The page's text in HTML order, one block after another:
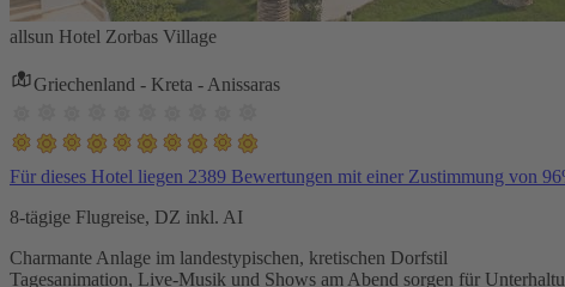
allsun Hotel Zorbas Village
Griechenland - Kreta - Anissaras
Für dieses Hotel liegen 2389 Bewertungen mit einer Zustimmung von
8-tägige Flugreise, DZ inkl. AI
Charmante Anlage im landestypischen, kretischen Dorfstil
Tagesanimation, Live-Musik und Shows am Abend sorgen für